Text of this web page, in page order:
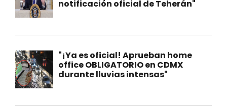
notificación oficial de Teherán"
"¡Ya es oficial! Aprueban home
office OBLIGATORIO en CDMX
durante lluvias intensas"